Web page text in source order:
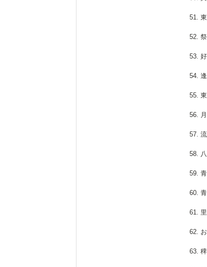
51.
52.
53.
54.
55.
56.
57.
58.
59.
60.
61.
62.
63.